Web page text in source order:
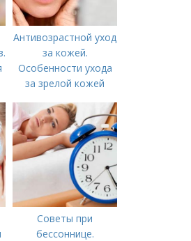
Антивозрастной уход
за кожей.
Особенности ухода
за зрелой кожей
Советы при
бессоннице.